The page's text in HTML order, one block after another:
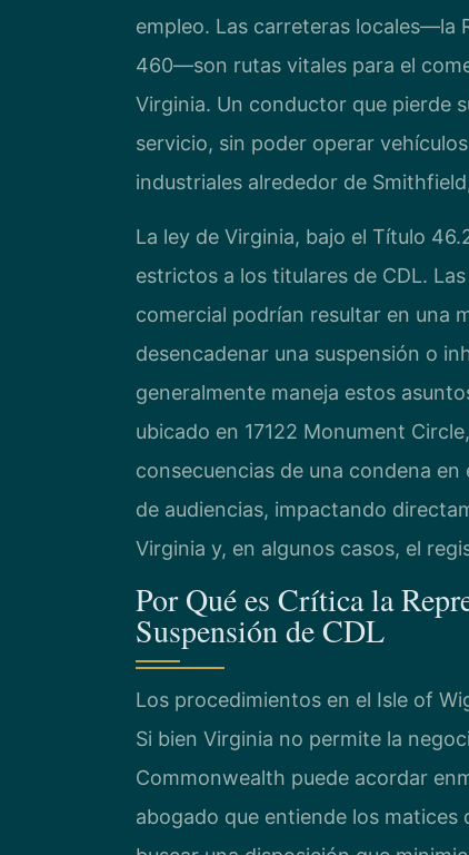
empleo. Las carreteras locales—la
460—son rutas vitales para el
Virginia. Un conductor que pierde
servicio, sin poder operar
industriales alrededor de
La ley de Virginia, bajo el Título
estrictos a los titulares de CDL.
comercial podrían resultar en una
desencadenar una suspensión o
generalmente maneja estos
ubicado en 17122 Monument
consecuencias de una condena
de audiencias, impactando
Virginia y, en algunos casos, el
Por Qué es Crítica la
Suspensión de CDL
Los procedimientos en el Isle of
Si bien Virginia no permite la
Commonwealth puede acordar
abogado que entiende los